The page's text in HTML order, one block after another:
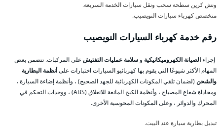
ونش كرين سطحة سحب ونقل سيارات الخدمة السريعة.
متخصص كهرباء سيارات النويصيب.
رقم خدمة كهرباء السيارات النويصيب
إجراء الصيانة الكهروميكانيكية و سلامة عمليات التفتيش على المركبات. تتضمن بعض
المهام الأكثر شيوعًا التي يقوم بها كهربائيو السيارات اختبارات علىأنظمة البطارية
والشحن (لضمان تلقي المكونات الكهربائية للجهد الصحيح) ، وأنظمة إضاءة السيارة ،
ومحاذاة شعاع المصباح ، وأنظمة الكبح المانعة للانغلاق (ABS) ، ووحدات التحكم في
المحرك والدوائر ، وعلى المكونات المحوسبة الأخرى.
تبديل بطارية سيارة عند البيت.